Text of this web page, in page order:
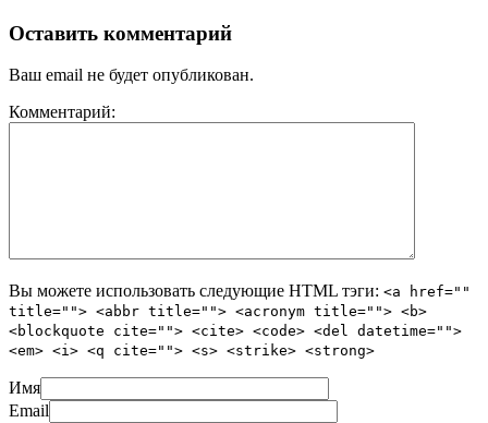
Оставить комментарий
Ваш email не будет опубликован.
Комментарий:
Вы можете использовать следующие HTML тэги: <a href=""
title=""> <abbr title=""> <acronym title=""> <b>
<blockquote cite=""> <cite> <code> <del datetime="">
<em> <i> <q cite=""> <s> <strike> <strong>
Имя
Email